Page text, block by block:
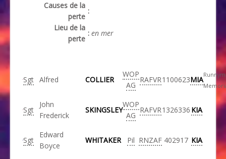
Causes de la
perte
:
Lieu de la
perte
: en mer
Sgt Alfred COLLIER
WOP
AG
RAFVR1100623MIA
Sgt
John
Frederick
SKINGSLEY
WOP
AG
RAFVR1326336 KIA
Sgt
Edward
Boyce
WHITAKER Pil RNZAF 402917 KIA